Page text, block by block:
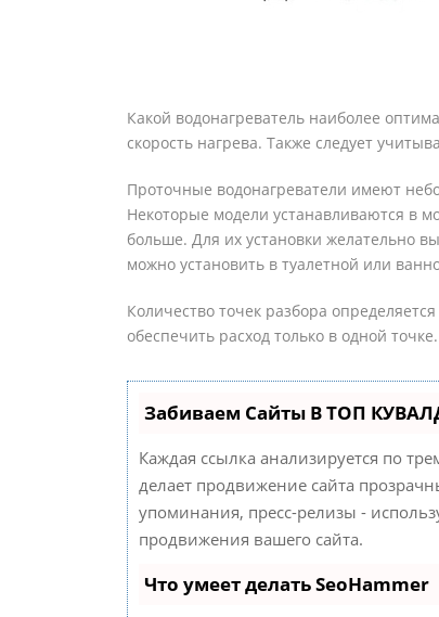
Какой водонагреватель наиболее
скорость нагрева. Также следует
Проточные водонагреватели имеют
Некоторые модели устанавливаются в
больше. Для их установки желательно
можно установить в туалетной или
Количество точек разбора
обеспечить расход только в одной точке.
Забиваем Сайты В ТОП
Каждая ссылка анализируется по
делает продвижение сайта
упоминания, пресс-релизы -
продвижения вашего сайта.
Что умеет делать SeoHammer